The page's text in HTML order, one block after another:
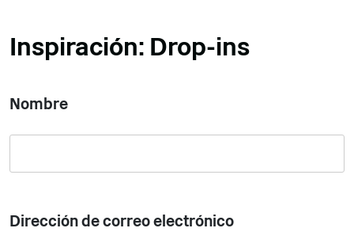
Inspiración: Drop-ins
Nombre
Dirección de correo electrónico